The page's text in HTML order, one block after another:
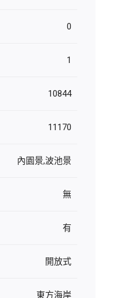
0
1
10844
11170
內園景,波池景
無
有
開放式
東方海岸